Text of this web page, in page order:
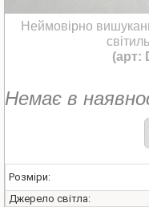
Неймовірно
(арт:
Немає в
Розміри:
Джерело світла: